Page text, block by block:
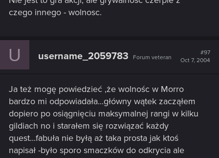
czego innego - wolnosc.
U username_2059783 Forum veteran
#97
Oct 7, 2004
Ja też mogę powiedzieć ,że wolnośc w Morro
bardzo mi odpowiadała...główny wątek zacząłem
dopiero po osiągnięciu maksymalnej rangi w kilku
gildiach no i starałem się rozwiązać każdy
quest...fabuła nie byłą aż taka prosta jak ktoś
napisał -było sporo smaczków do odkrycia ale